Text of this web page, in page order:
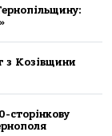
з Козівщини
сторінкову